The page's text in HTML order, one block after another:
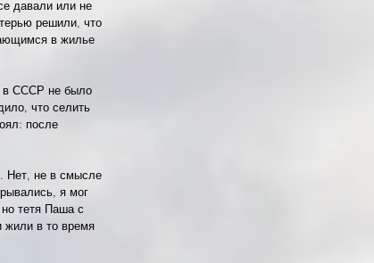
давали или не
решили, что
в жилье
в СССР не было
что селить
после
Нет, не в смысле
я мог
тетя Паша с
жили в то время